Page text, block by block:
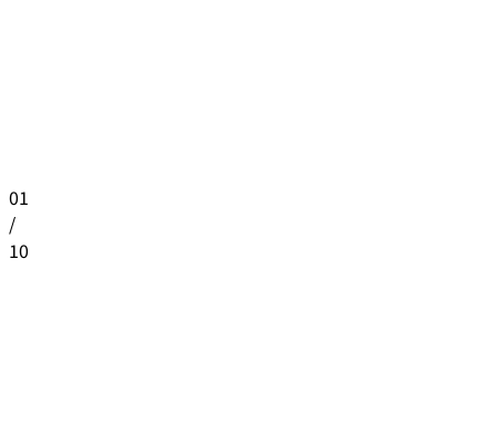
01
/
10